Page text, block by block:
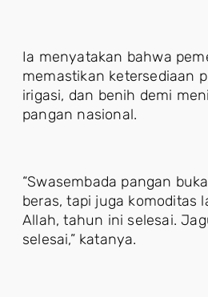
Ia menyatakan bahwa
memastikan ketersediaan
irigasi, dan benih demi
pangan nasional.
“Swasembada pangan
beras, tapi juga komoditas
Allah, tahun ini selesai.
selesai,” katanya.